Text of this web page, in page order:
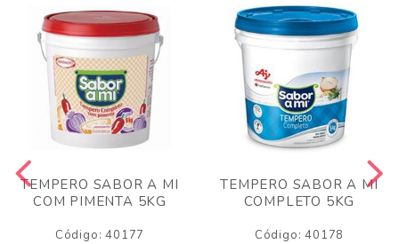
TEMPERO SABOR A MI
COM PIMENTA 5KG
Código: 40177
TEMPERO SABOR A MI
COMPLETO 5KG
Código: 40178